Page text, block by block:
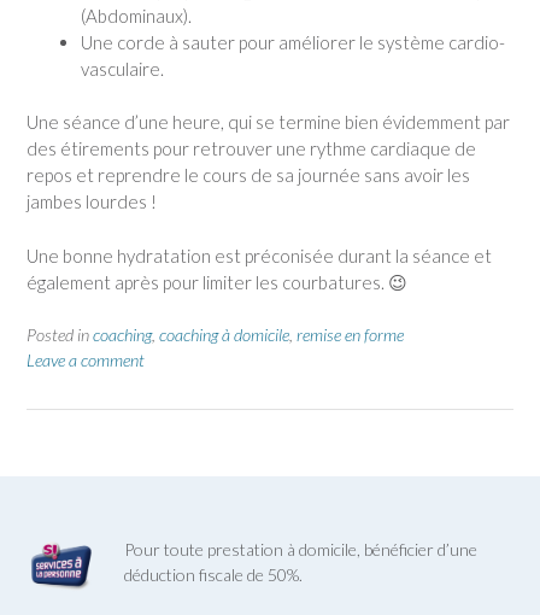
(Abdominaux).
Une corde à sauter pour améliorer le système cardio-
vasculaire.
Une séance d’une heure, qui se termine bien évidemment par
des étirements pour retrouver une rythme cardiaque de
repos et reprendre le cours de sa journée sans avoir les
jambes lourdes !
Une bonne hydratation est préconisée durant la séance et
également après pour limiter les courbatures. 😉
Posted incoaching, coaching à domicile remise en forme
Leave a comment
Pour toute prestation à domicile, bénéficier d’une
déduction fiscale de 50%.